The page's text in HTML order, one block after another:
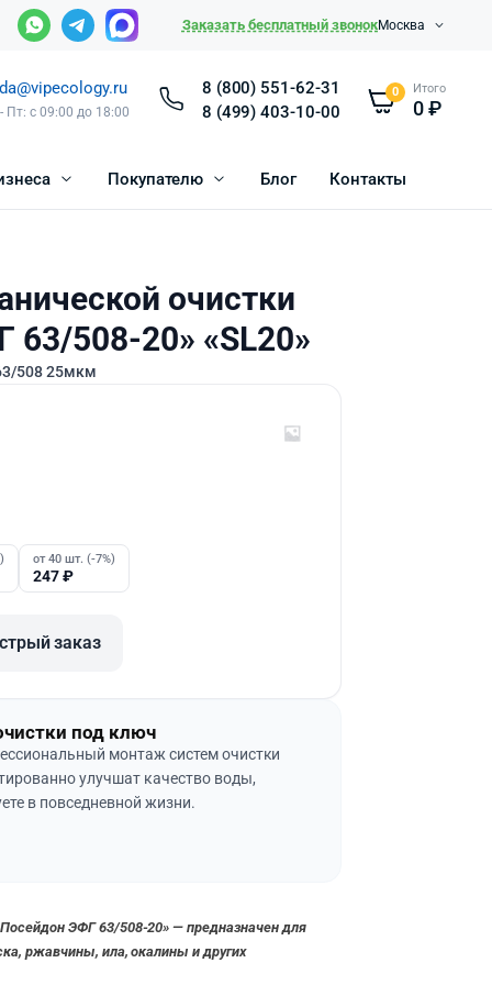
Заказать бесплатный звонокМосква
Пт: с 09:00 до 18:00
8 (800) 551-62-31
8 (499) 403-10-00
0 Итого
0₽
Покупателю Блог Контакты
очистки
63/508-20» «SL20»
508 25мкм
от 40 шт. (-7%)
247₽
заказ
под ключ
монтаж систем очистки
улучшат качество воды,
в повседневной жизни.
ЭФГ 63/508-20» — предназначен для
ржавчины, ила, окалины и других